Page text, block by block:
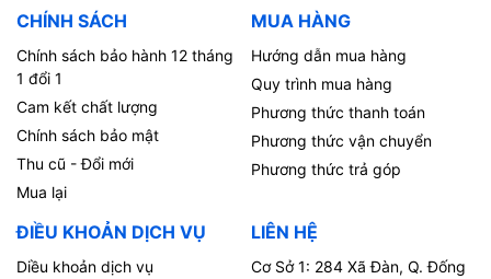
CHÍNH SÁCH
Chính sách bảo hành 12 tháng
1 đổi 1
Cam kết chất lượng
Chính sách bảo mật
Thu cũ - Đổi mới
Mua lại
MUA HÀNG
Hướng dẫn mua hàng
Quy trình mua hàng
Phương thức thanh toán
Phương thức vận chuyển
Phương thức trả góp
ĐIỀU KHOẢN DỊCH VỤ
Diều khoản dịch vụ
LIÊN HỆ
Cơ Sở 1: 284 Xã Đàn, Q. Đống